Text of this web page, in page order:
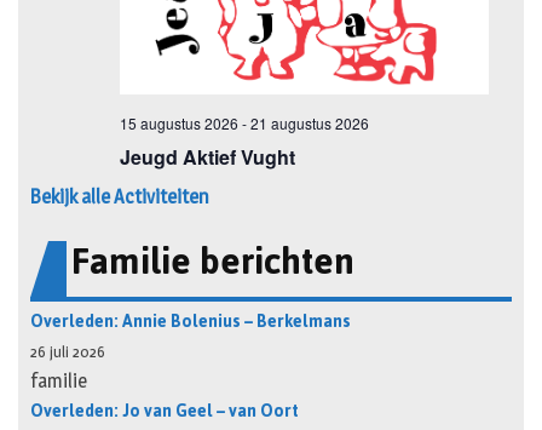
Bekijk alle Activiteiten
Familie berichten
Overleden: Annie Bolenius – Berkelmans
26 juli 2026
familie
Overleden: Jo van Geel – van Oort